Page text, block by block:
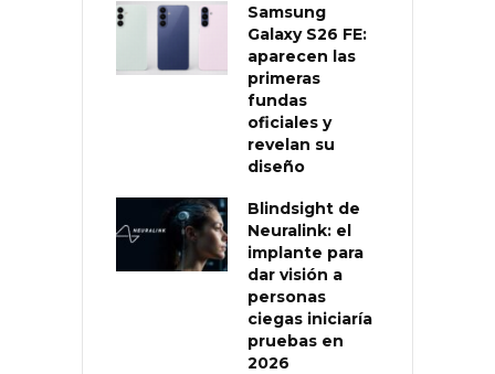
Samsung
Galaxy S26 FE:
aparecen las
primeras
fundas
oficiales y
revelan su
diseño
Blindsight de
Neuralink: el
implante para
dar visión a
personas
ciegas iniciaría
pruebas en
2026